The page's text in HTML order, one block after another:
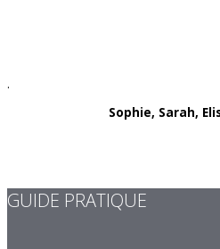
.
Sophie, Sarah,
GUIDE PRATIQUE